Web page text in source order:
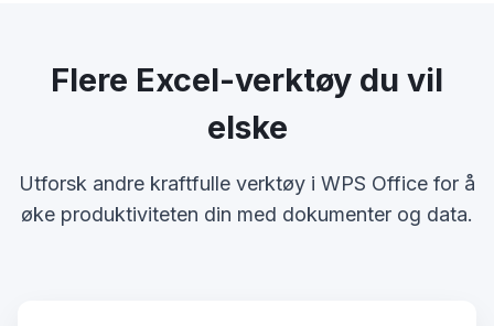
Flere Excel-verktøy du vil
elske
Utforsk andre kraftfulle verktøy i WPS Office for å
øke produktiviteten din med dokumenter og data.